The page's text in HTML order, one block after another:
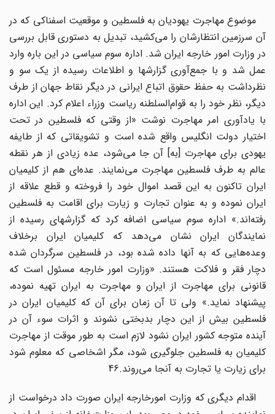
موضوع مهاجرت یهودیان به فلسطین و موقعیت اسفناکی که در
آن سرزمین انتظارشان را می‌کشید، تبدیل به دستوری قابل بررسی
در وزارت امور خارجه ایران شد. اداره سوم سیاسی در این باره وارد
عمل شد و با جمع‌آوری گزارشها و اطلاعات رسیده از یک سو و
نظرداشت به حفظ حقوق اتباع ایرانی در دیگر نقاط جهان از طرف
دیگر، نظر خود را به قوام‌السلطنه ریاست وزراء اعلام کرد. این اداره
با یادآوری امر مهاجرت نوشت «از وقتی که فلسطین در تحت
اختیار دولت انگلیس واقع شده است و تشویقاتی که از طایفه
یهودی برای مهاجرت [به] آن جا می‌شود، عده زیادی از هر نقطه
عالم به طرف فلسطین مهاجرت می‌نمایند. عده‌ای هم از کلیمیان
ایران تاکنون به این قصد اموال خود را فروخته و قطع علاقه از
ایران نموده و به عنوان تجارت و زیارت برای اقامت به فلسطین
رفته‌اند.» اداره سوم سیاسی اضافه کرد که گزارشهای رسیده از
نمایندگان ایران نشان می‌دهد که کلیمیان ایران برخلاف
وعده‌هایی که به آنها داده شده بود، در فلسطین سرگردان شده
دچار فقر و فلاکت هستند. «وزارت امور خارجه مسئول است که
قانونی برای مهاجرت از ایران و مهاجرت به ایران تهیه نموده،
پیشنهاد نماید.» ولی تا آن زمان برای آن که کلیمیان ایران در
فلسطین بیش از این دچار بدبختی نشوند و اثرات سوء آن در
آینده متوجه کشور ایران نشود لازم است به طور موقت از مهاجرت
کلیمیان به فلسطین جلوگیری شود، مگر اشخاصی که معلوم شود
برای زیارت یا تجارت به آنجا می‌روند.46
اقدام دیگری که وزارت امورخارجه ایران صورت داد درخواست از